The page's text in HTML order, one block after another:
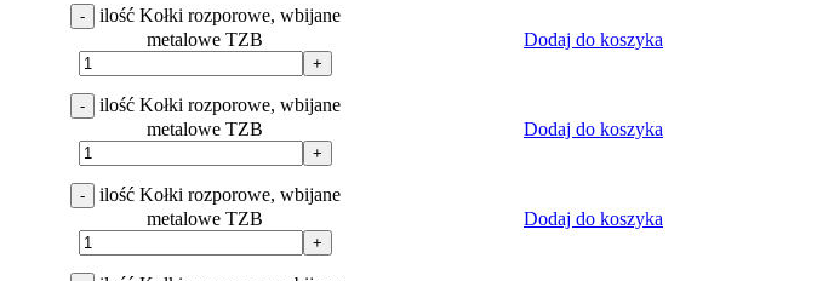
-
ilość Kołki rozporowe, wbijane
metalowe TZB
+
Dodaj do koszyka
-
ilość Kołki rozporowe, wbijane
metalowe TZB
+
Dodaj do koszyka
-
ilość Kołki rozporowe, wbijane
metalowe TZB
+
Dodaj do koszyka